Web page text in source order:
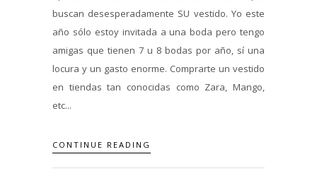
buscan desesperadamente SU vestido. Yo este
año sólo estoy invitada a una boda pero tengo
amigas que tienen 7 u 8 bodas por año, sí una
locura y un gasto enorme. Comprarte un vestido
en tiendas tan conocidas como Zara, Mango,
etc...
CONTINUE READING